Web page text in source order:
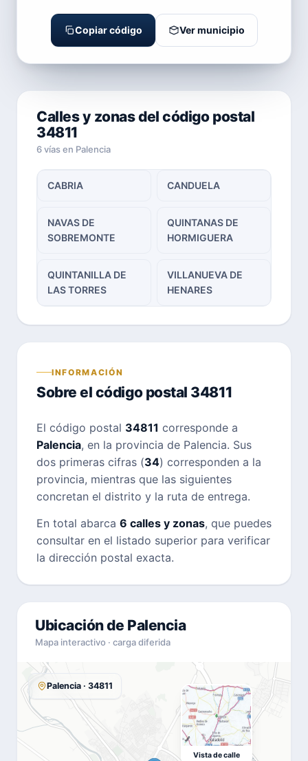
Copiar código Ver municipio
Calles y zonas del código postal
34811
6 vías en Palencia
CABRIA CANDUELA
NAVAS DE
SOBREMONTE
QUINTANAS DE
HORMIGUERA
QUINTANILLA DE
LAS TORRES
VILLANUEVA DE
HENARES
INFORMACIÓN
Sobre el código postal 34811
El código postal 34811 corresponde a
Palencia, en la provincia de Palencia. Sus
dos primeras cifras (34) corresponden a la
provincia, mientras que las siguientes
concretan el distrito y la ruta de entrega.
En total abarca 6 calles y zonas, que puedes
consultar en el listado superior para verificar
la dirección postal exacta.
Ubicación de Palencia
Mapa interactivo · carga diferida
Palencia · 34811
Vista de calle